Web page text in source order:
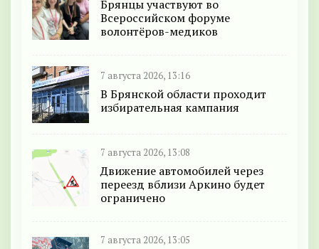
Брянцы участвуют во
Всероссийском форуме
волонтёров-медиков
7 августа 2026, 13:16
В Брянской области проходит
избирательная кампания
7 августа 2026, 13:08
Движение автомобилей через
переезд вблизи Аркино будет
ограничено
7 августа 2026, 13:05